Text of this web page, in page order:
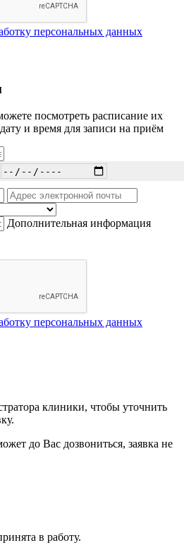
персональных данных
посмотреть расписание их
и время для записи на приём
Дополнительная информация
персональных данных
клиники, чтобы уточнить
до Вас дозвониться, заявка не
в работу.